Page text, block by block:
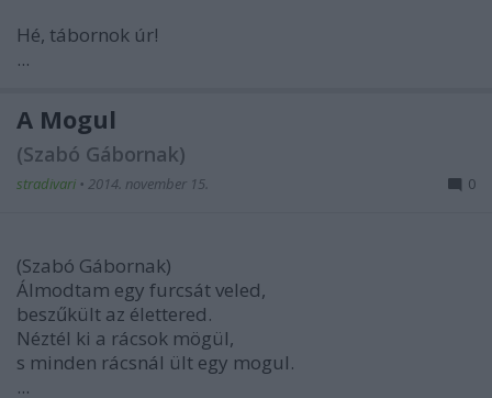
Hé, tábornok úr!
...
A Mogul
(Szabó Gábornak)
stradivari • 2014. november 15. 0
(Szabó Gábornak)
Álmodtam egy furcsát veled,
beszűkült az élettered.
Néztél ki a rácsok mögül,
s minden rácsnál ült egy mogul.
...